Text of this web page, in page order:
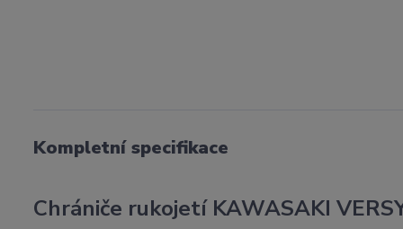
Kompletní specifikace
Chrániče rukojetí KAWASAKI